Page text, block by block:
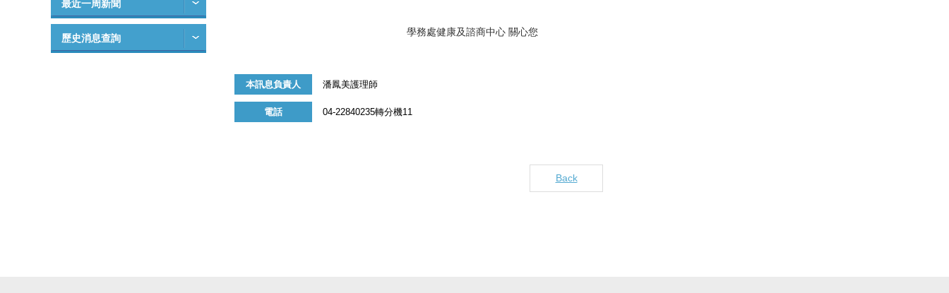
最近一周新聞
歷史消息查詢
學務處健康及諮商中心 關心您
本訊息負責人 潘鳳美護理師
電話 04-22840235轉分機11
Back